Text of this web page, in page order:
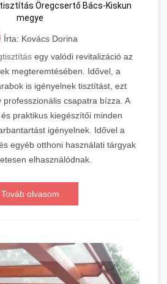
Öregcsertő Bács-Kiskun
megye
Írta: Kovács Dorina
egy valódi revitalizáció az
megteremtésében. Idővel, a
is igényelnek tisztítást, ezt
professzionális csapatra bízza. A
praktikus kiegészítői minden
igényelnek. Idővel a
egyéb otthoni használati tárgyak
elhasználódnak.
Továb olvasom